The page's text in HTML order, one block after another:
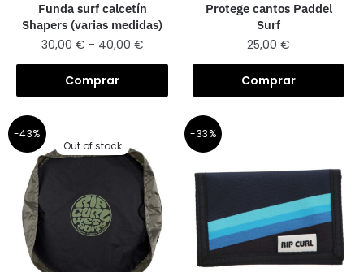
Funda surf calcetín
Shapers (varias medidas)
30,00 € - 40,00 €
Comprar
Protege cantos Paddel
Surf
25,00€
Comprar
-43%
Out of stock
-33%